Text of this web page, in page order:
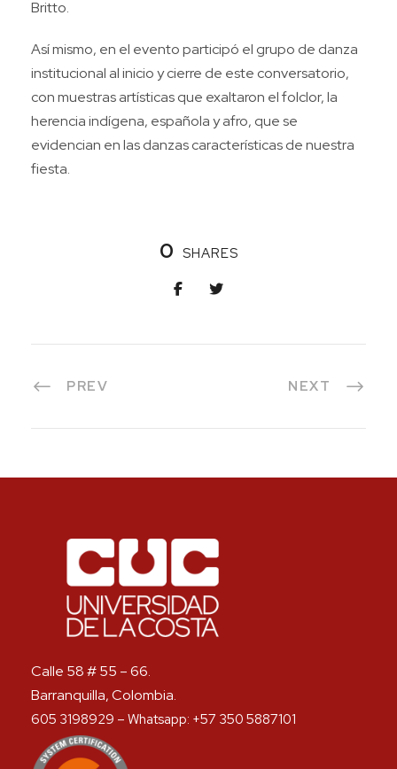
Britto.
Así mismo, en el evento participó el grupo de danza
institucional al inicio y cierre de este conversatorio,
con muestras artísticas que exaltaron el folclor, la
herencia indígena, española y afro, que se
evidencian en las danzas características de nuestra
fiesta.
0 SHARES
PREV NEXT
Calle 58 # 55 – 66.
Barranquilla, Colombia.
605 3198929 – Whatsapp: +57 350 5887101